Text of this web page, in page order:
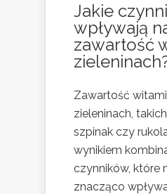
Jakie
wpływają
zawartość
Zawartość
zieleninach,
szpinak czy
wynikiem
czynników, które
znacząco